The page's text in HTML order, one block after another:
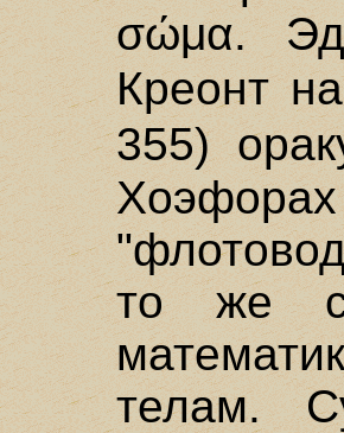
σώμα.
Креонт
355)
то же
телам.